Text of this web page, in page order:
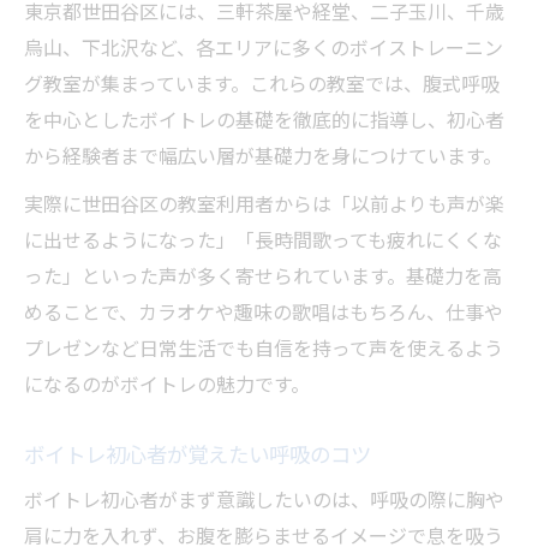
初心者でも通いやすい世田谷区の教室探し
ボイトレ初心者に優しい教室の選定法
世田谷区の通いやすいボイトレ教室比較
駅近で便利なボイトレ体験のポイント
継続しやすいボイトレ教室の特徴を解説
歌唱力アップに役立つボイトレ実践のコツ
ボイトレで歌唱力を効率よく高める方法
毎日の練習に役立つボイストレーニング術
苦手克服に効くボイトレの実践ポイント
東京都世田谷区には、三軒茶屋や経堂、二子玉川、千歳
烏山、下北沢など、各エリアに多くのボイストレーニン
グ教室が集まっています。これらの教室では、腹式呼吸
を中心としたボイトレの基礎を徹底的に指導し、初心者
から経験者まで幅広い層が基礎力を身につけています。
実際に世田谷区の教室利用者からは「以前よりも声が楽
に出せるようになった」「長時間歌っても疲れにくくな
った」といった声が多く寄せられています。基礎力を高
めることで、カラオケや趣味の歌唱はもちろん、仕事や
プレゼンなど日常生活でも自信を持って声を使えるよう
になるのがボイトレの魅力です。
ボイトレ初心者が覚えたい呼吸のコツ
ボイトレ初心者がまず意識したいのは、呼吸の際に胸や
肩に力を入れず、お腹を膨らませるイメージで息を吸う